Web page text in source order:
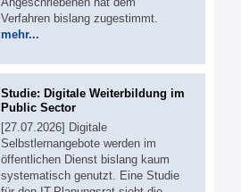
Verfahren bislang zugestimmt.
mehr...
Studie: Digitale Weiterbildung im
Public Sector
[27.07.2026] Digitale
Selbstlernangebote werden im
öffentlichen Dienst bislang kaum
systematisch genutzt. Eine Studie